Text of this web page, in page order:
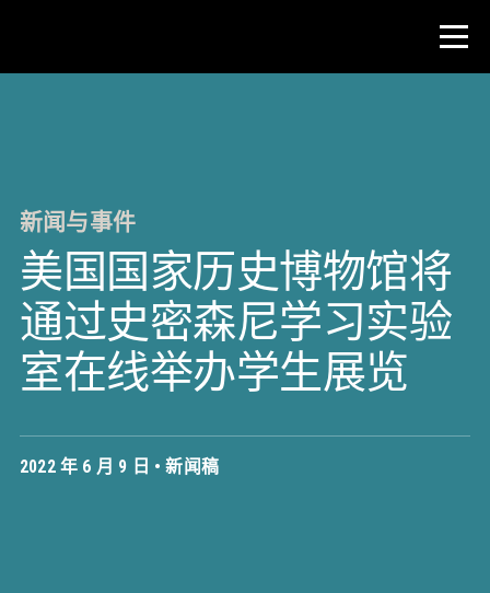
教师资源
新闻与事件
关于 NHD ®
新闻与事件
美国国家历史博物馆将
通过史密森尼学习实验
室在线举办学生展览
2022 年 6 月 9 日 •新闻稿